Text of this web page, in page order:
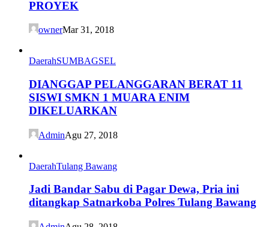
PROYEK
ownerMar 31, 2018
DaerahSUMBAGSEL
DIANGGAP PELANGGARAN BERAT 11
SISWI SMKN 1 MUARA ENIM
DIKELUARKAN
AdminAgu 27, 2018
DaerahTulang Bawang
Jadi Bandar Sabu di Pagar Dewa, Pria ini
ditangkap Satnarkoba Polres Tulang Bawang